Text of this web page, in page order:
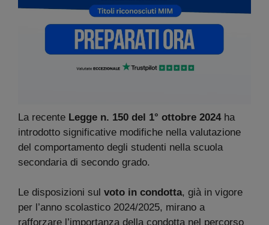
La recente Legge n. 150 del 1° ottobre 2024ha
introdotto significative modifiche nella valutazione
del comportamento degli studenti nella scuola
secondaria di secondo grado.
Le disposizioni sul voto in condotta, già in vigore
per l’anno scolastico 2024/2025, mirano a
rafforzare l’importanza della condotta nel percorso